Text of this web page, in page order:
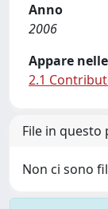
Anno
2006
Appare
2.1
File in
Non ci sono